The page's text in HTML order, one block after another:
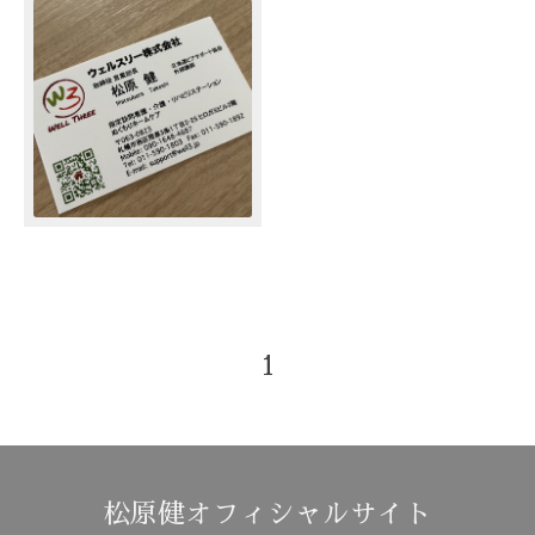
1
松原健オフィシャルサイト